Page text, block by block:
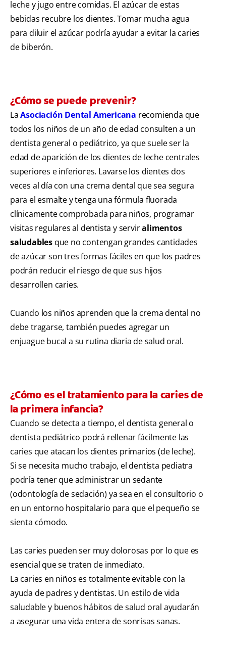
leche y jugo entre comidas. El azúcar de estas
bebidas recubre los dientes. Tomar mucha agua
para diluir el azúcar podría ayudar a evitar la caries
de biberón.
¿Cómo se puede prevenir?
LaAsociación Dental Americana recomienda que
todos los niños de un año de edad consulten a un
dentista general o pediátrico, ya que suele ser la
edad de aparición de los dientes de leche centrales
superiores e inferiores. Lavarse los dientes dos
veces al día con una crema dental que sea segura
para el esmalte y tenga una fórmula fluorada
clínicamente comprobada para niños, programar
visitas regulares al dentista y serviralimentos
saludables que no contengan grandes cantidades
de azúcar son tres formas fáciles en que los padres
podrán reducir el riesgo de que sus hijos
desarrollen caries.
Cuando los niños aprenden que la crema dental no
debe tragarse, también puedes agregar un
enjuague bucal a su rutina diaria de salud oral.
¿Cómo es el tratamiento para la caries de
la primera infancia?
Cuando se detecta a tiempo, el dentista general o
dentista pediátrico podrá rellenar fácilmente las
caries que atacan los dientes primarios (de leche).
Si se necesita mucho trabajo, el dentista pediatra
podría tener que administrar un sedante
(odontología de sedación) ya sea en el consultorio o
en un entorno hospitalario para que el pequeño se
sienta cómodo.
Las caries pueden ser muy dolorosas por lo que es
esencial que se traten de inmediato.
La caries en niños es totalmente evitable con la
ayuda de padres y dentistas. Un estilo de vida
saludable y buenos hábitos de salud oral ayudarán
a asegurar una vida entera de sonrisas sanas.